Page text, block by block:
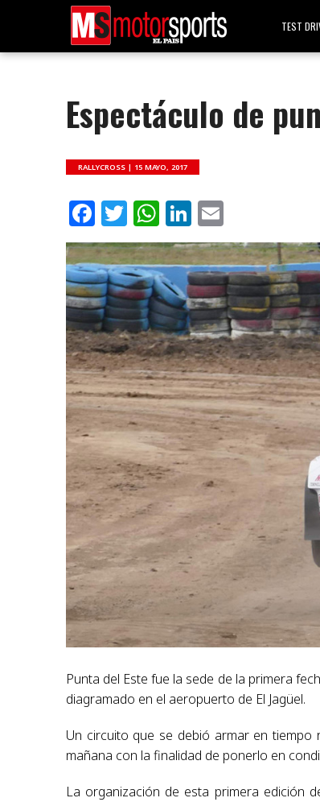
TEST
Espectáculo de
RALLYCROSS | 15 MAYO, 2017
Facebook
Twitter
WhatsApp
LinkedIn
Punta del Este fue la sede de la primera
diagramado en el aeropuerto de El Jagüel.
Un circuito que se debió armar en
mañana con la finalidad de ponerlo en
La organización de esta primera edición